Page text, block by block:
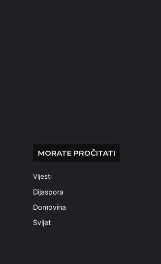
MORATE PROČITATI
Vijesti
Dijaspora
Domovina
Svijet